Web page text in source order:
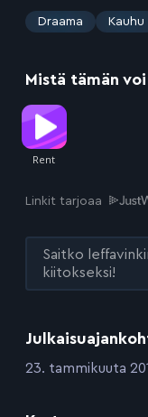
:23. tammikuuta
: Draama Kauhu
Mistä tämän
Linkit tarjoaa
Saitko
kiitokseksi!